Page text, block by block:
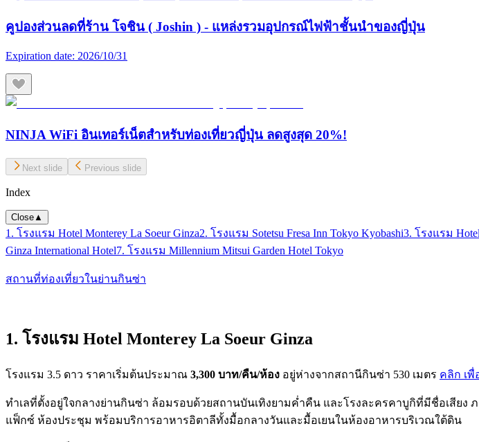
คูปองส่วนลดที่ร้าน โจชิน ( Joshin ) - แหล่งรวมอุปกรณ์ไฟฟ้าชั้นนำของญี่ปุ่น
Expiration date: 2026/10/31
NINJA WiFi อินเทอร์เน็ตสำหรับท่องเที่ยวญี่ปุ่น ลดสูงสุด 20%!
Next slide Previous slide
Index
Close▲
1. โรงแรม Hotel Monterey La Soeur Ginza2. โรงแรม Sotetsu Fresa Inn Tokyo Kyobashi3. โรงแรม
Ginza International Hotel7. โรงแรม Millennium Mitsui Garden Hotel Tokyo
สถานที่ท่องเที่ยวในย่านกินซ่า
1. โรงแรม Hotel Monterey La Soeur Ginza
โรงแรม 3.5 ดาว ราคาเริ่มต้นประมาณ 3,300 บาท/คืน/ห้อง อยู่ห่างจากสถานีกินซ่า 530 เมตร คลิก เพื่
ทำเลที่ตั้งอยู่ใจกลางย่านกินซ่า ล้อมรอบด้วยสถานบันเทิงยามค่ำคืน และโรงละครคาบูกิที่มีชื่อเสียง
แฟ็กซ์ ห้องประชุม พร้อมบริการอาหารอิตาลีทั้งมื้อกลางวันและมื้อเยนในห้องอาหารบริเวณใต้ดิน